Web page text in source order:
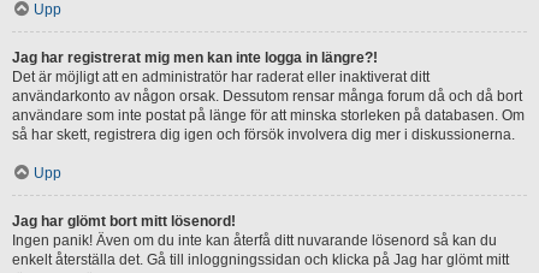
Upp
Jag har registrerat mig men kan inte logga in längre?!
Det är möjligt att en administratör har raderat eller inaktiverat ditt
användarkonto av någon orsak. Dessutom rensar många forum då och då bort
användare som inte postat på länge för att minska storleken på databasen. Om
så har skett, registrera dig igen och försök involvera dig mer i diskussionerna.
Upp
Jag har glömt bort mitt lösenord!
Ingen panik! Även om du inte kan återfå ditt nuvarande lösenord så kan du
enkelt återställa det. Gå till inloggningssidan och klicka på Jag har glömt mitt